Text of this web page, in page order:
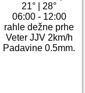
21°
28°
06:00 - 12:00
rahle dežne prhe
Veter JJV 2km/h
Padavine 0.5mm.